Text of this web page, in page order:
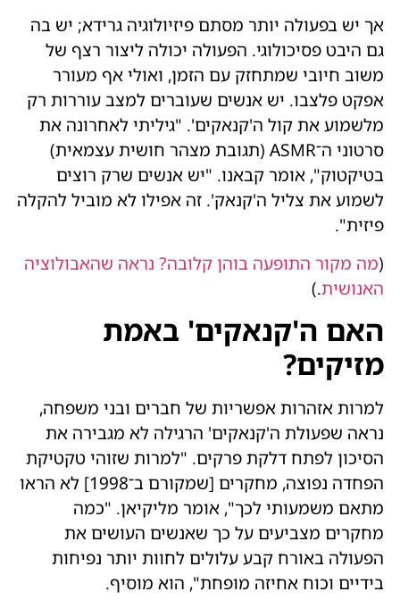
אך יש בפעולה יותר מסתם פיזיולוגיה גרידא; יש בה
גם היבט פסיכולוגי. הפעולה יכולה ליצור רצף של
משוב חיובי שמתחזק עם הזמן, ואולי אף מעורר
אפקט פלצבו. יש אנשים שעוברים למצב עוררות רק
מלשמוע את קול ה'קנאקים'. "גיליתי לאחרונה את
סרטוני ה־ASMR (תגובת מצהר חושית עצמאית)
בטיקטוק", אומר קבאנו. "יש אנשים שרק רוצים
לשמוע את צליל ה'קנאק'. זה אפילו לא מוביל להקלה
פיזית".
(מה מקור התופעה בוהן קלובה? נראה שהאבולוציה
האנושית.)
האם ה'קנאקים' באמת
מזיקים?
למרות אזהרות אפשריות של חברים ובני משפחה,
נראה שפעולת ה'קנאקים' הרגילה לא מגבירה את
הסיכון לפתח דלקת פרקים. "למרות שזוהי טקטיקת
הפחדה נפוצה, מחקרים [שמקורם ב־1998] לא הראו
מתאם משמעותי לכך", אומר מליקיאן. "כמה
מחקרים מצביעים על כך שאנשים העושים את
הפעולה באורח קבע עלולים לחוות יותר נפיחות
בידיים וכוח אחיזה מופחת", הוא מוסיף.